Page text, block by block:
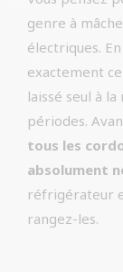
genre à
électriques.
exactement
laissé seul à
périodes.
tous les
absolument
réfrigérateur
rangez-les.